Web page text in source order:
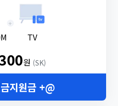
+
TV
원 (SK)
지원금 +@